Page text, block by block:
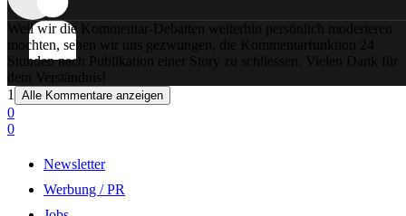
Weil wir die Kommentar-Debatten weiterhin persönlich moderieren
möchten, sehen wir uns gezwungen, die Kommentarfunktion 24
Stunden nach Publikation einer Story zu schliessen. Vielen Dank für
dein Verständnis!
1
Alle Kommentare anzeigen
0
0
Newsletter
Werbung / PR